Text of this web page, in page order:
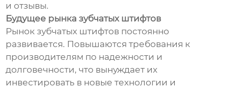
и отзывы.
Будущее рынка зубчатых штифтов
Рынок зубчатых штифтов постоянно
развивается. Повышаются требования к
производителям по надежности и
долговечности, что вынуждает их
инвестировать в новые технологии и